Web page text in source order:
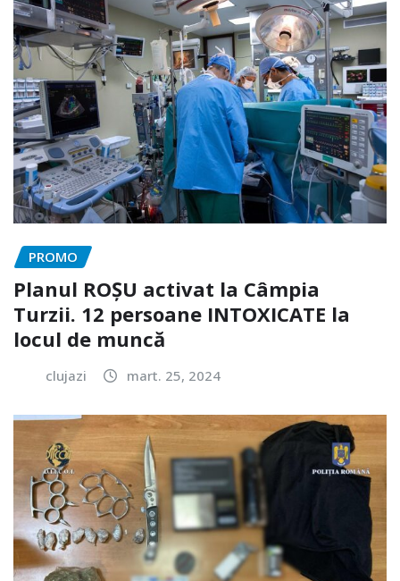
PROMO
Planul ROȘU activat la Câmpia
Turzii. 12 persoane INTOXICATE la
locul de muncă
clujazi mart. 25, 2024